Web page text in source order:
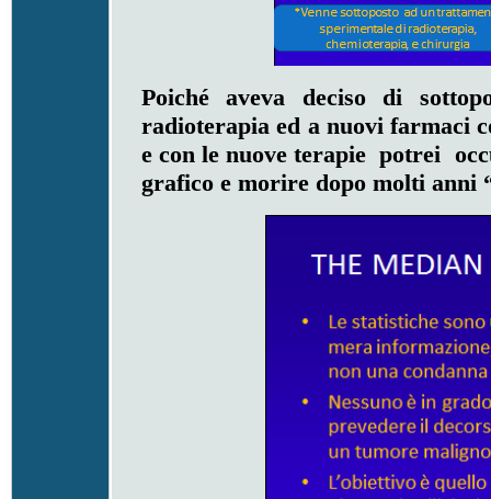
Poiché aveva deciso di
radioterapia ed a nuovi farmaci
e con le nuove terapie potrei
grafico e morire dopo molti anni